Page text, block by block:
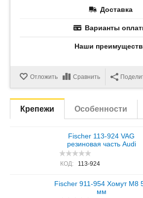
Доставка
Варианты
Наши
Отложить Сравнить
Крепежи Особенности
Fischer 113-924 VAG
резиновая часть Audi
КОД: 113-924
Fischer 911-954 Хомут M8
мм